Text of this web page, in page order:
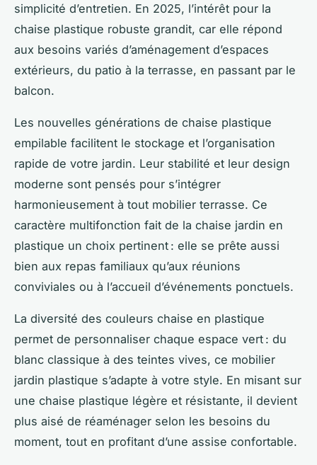
simplicité d’entretien. En 2025, l’intérêt pour la
chaise plastique robuste grandit, car elle répond
aux besoins variés d’aménagement d’espaces
extérieurs, du patio à la terrasse, en passant par le
balcon.
Les nouvelles générations de chaise plastique
empilable facilitent le stockage et l’organisation
rapide de votre jardin. Leur stabilité et leur design
moderne sont pensés pour s’intégrer
harmonieusement à tout mobilier terrasse. Ce
caractère multifonction fait de la chaise jardin en
plastique un choix pertinent : elle se prête aussi
bien aux repas familiaux qu’aux réunions
conviviales ou à l’accueil d’événements ponctuels.
La diversité des couleurs chaise en plastique
permet de personnaliser chaque espace vert : du
blanc classique à des teintes vives, ce mobilier
jardin plastique s’adapte à votre style. En misant sur
une chaise plastique légère et résistante, il devient
plus aisé de réaménager selon les besoins du
moment, tout en profitant d’une assise confortable.